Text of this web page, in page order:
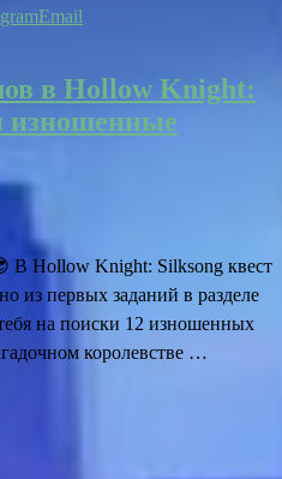
Email
в Hollow Knight:
изношенные
В Hollow Knight: Silksong квест
из первых заданий в разделе
на поиски 12 изношенных
королевстве …